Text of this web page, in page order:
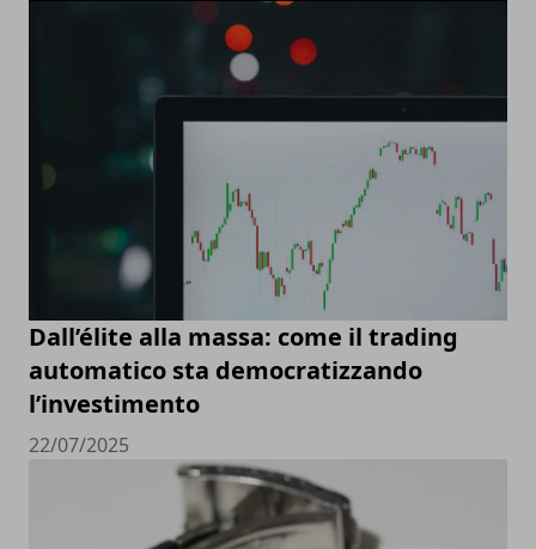
Dall’élite alla massa: come il trading
automatico sta democratizzando
l’investimento
22/07/2025